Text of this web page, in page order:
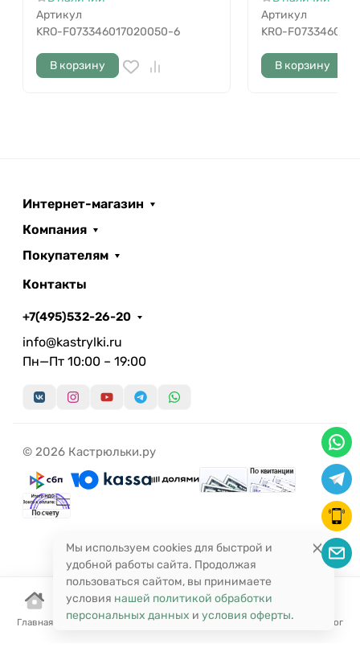
Главная Корзина Избранное Сравнение Поиск Каталог
Артикул
KRO-F073346017020050-6
В корзину
Артикул
KRO-
В корзину
Интернет-магазин
Компания
Покупателям
Контакты
+7(495)532-26-20
info@kastrylki.ru
Пн—Пт 10:00 – 19:00
© 2026 Кастрюльки.ру
Мы используем cookies для быстрой и
удобной работы сайта. Продолжая
пользоваться сайтом, вы принимаете
условия нашей политикой обработки
персональных данных и условия оферты.